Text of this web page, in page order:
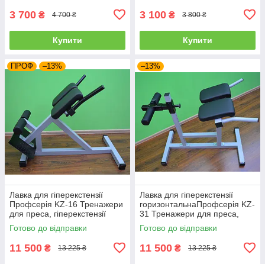
3 700 ₴ 4 700 ₴
Купити
3 100 ₴ 3 800 ₴
Купити
ПРОФ –13%
Лавка для гіперекстензії
Профсерія KZ-16 Тренажери
для преса, гіперекстензії
регульована
Готово до відправки
11 500 ₴ 13 225 ₴
–13%
Лавка для гіперекстензії
горизонтальнаПрофсерія KZ-
31 Тренажери для преса,
гіперекстензії регульована
Готово до відправки
11 500 ₴ 13 225 ₴